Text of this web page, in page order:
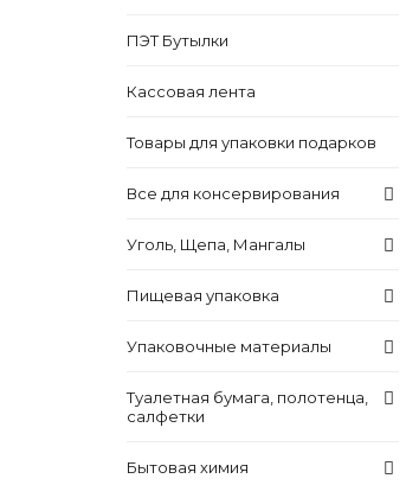
ПЭТ Бутылки
Кассовая лента
Товары для упаковки подарков
Все для консервирования
Уголь, Щепа, Мангалы
Пищевая упаковка
Упаковочные материалы
Туалетная бумага, полотенца,
салфетки
Бытовая химия